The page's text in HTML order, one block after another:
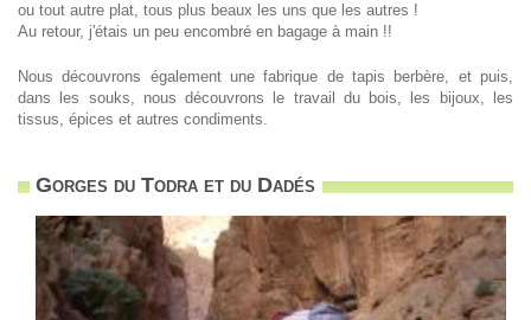
ou tout autre plat, tous plus beaux les uns que les autres !
Au retour, j'étais un peu encombré en bagage à main !!
Nous découvrons également une fabrique de tapis berbère, et puis,
dans les souks, nous découvrons le travail du bois, les bijoux, les
tissus, épices et autres condiments.
Gorges du Todra et du Dadés